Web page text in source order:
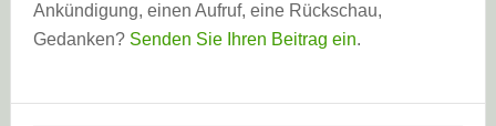
Ankündigung, einen Aufruf, eine Rückschau,
Gedanken? Senden Sie Ihren Beitrag ein.